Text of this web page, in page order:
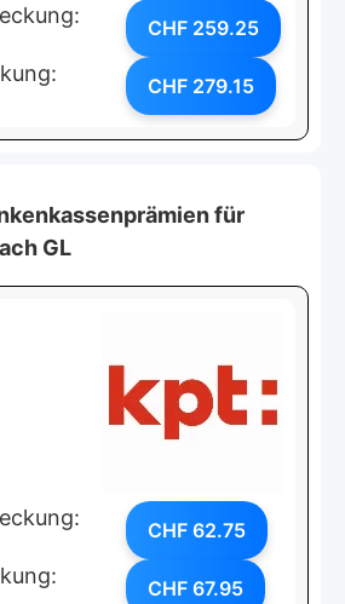
CHF 259.25
CHF 279.15
für
GL
CHF 62.75
CHF 67.95